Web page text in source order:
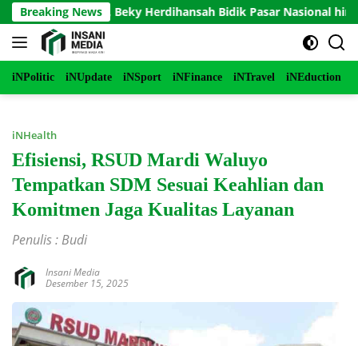
Langsung
ke
konten
Breaking News
JOZ JIZ, Beky Herdihansah Bidik Pasar Nasional hingga
iNPolitic iNUpdate iNSport iNFinance iNTravel iNEduction
iNHealth
Efisiensi, RSUD Mardi Waluyo
Tempatkan SDM Sesuai Keahlian dan
Komitmen Jaga Kualitas Layanan
Penulis : Budi
Insani Media
Desember 15, 2025